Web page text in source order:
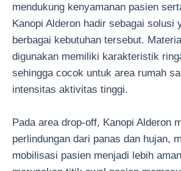
mendukung kenyamanan pasien
Kanopi Alderon hadir sebagai solusi
berbagai kebutuhan tersebut.
digunakan memiliki karakteristik
sehingga cocok untuk area rumah
intensitas aktivitas tinggi.
Pada area drop-off, Kanopi Alderon
perlindungan dari panas dan hujan,
mobilisasi pasien menjadi lebih